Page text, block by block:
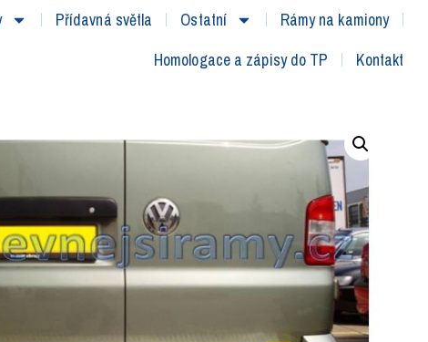
Přídavná světla Ostatní
Rámy na kamiony
Homologace a zápisy do TP
Kontakt